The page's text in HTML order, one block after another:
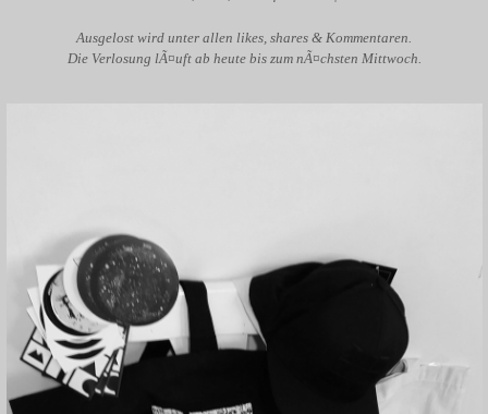
Ausgelost wird unter allen likes, shares & Kommentaren.
Die Verlosung lÃ¤uft ab heute bis zum nÃ¤chsten Mittwoch.